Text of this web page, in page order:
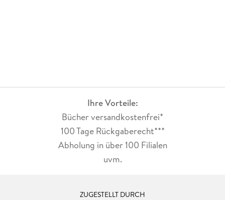
Ihre Vorteile:
Bücher versandkostenfrei*
100 Tage Rückgaberecht***
Abholung in über 100 Filialen
uvm.
ZUGESTELLT DURCH